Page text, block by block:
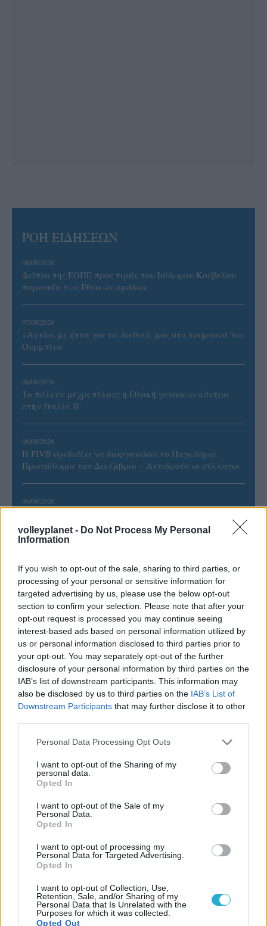
volleyplanet - Do Not Process My Personal
Information
If you wish to opt-out of the sale, sharing to third parties, or
processing of your personal or sensitive information for
targeted advertising by us, please use the below opt-out
section to confirm your selection. Please note that after your
opt-out request is processed you may continue seeing
interest-based ads based on personal information utilized by
us or personal information disclosed to third parties prior to
your opt-out. You may separately opt-out of the further
disclosure of your personal information by third parties on the
IAB’s list of downstream participants. This information may
also be disclosed by us to third parties on the IAB’s List of
Downstream Participants that may further disclose it to other
Please note that this website/app uses one or more Google
not limited to your visit or usage behaviour. You may click to
grant or deny consent to Google and its third-party tags to
use your data for below specified purposes in below Google
consent section.
Personal Data Processing Opt Outs
I want to opt-out of the Sharing of my
personal data.
Opted In
I want to opt-out of the Sale of my
Personal Data.
Opted In
I want to opt-out of processing my
Personal Data for Targeted Advertising.
Opted In
I want to opt-out of Collection, Use,
Retention, Sale, and/or Sharing of my
Personal Data that Is Unrelated with the
Purposes for which it was collected.
Opted Out
ΡΟΗ ΕΙΔΗΣΕΩΝ
08/08/2026
Δείπνο της ΕΟΠΕ προς τιμήν του Ισίδωρου Κούβελου
παρουσία των Εθνικών ομάδων
07/08/2026
«Αντίο» με ήττα για τις διεθνείς μας στο τουρνουά του
Ουρμπίνο
06/08/2026
Το πάλεψε μέχρι τέλους η Εθνική γυναικών κόντρα
στην Ιταλία Β’
06/08/2026
Η FIVB σχεδιάζει να διοργανώσει το Παγκόσμιο
Πρωτάθλημα τον Δεκέμβριο – Αντιδρούν οι σύλλογοι
06/08/2026
με τον «Ιπτάμενο Ολλανδό» Βίλτενμπουργκ
Ισόπαλο το πρωτο φιλικό τεστ της Εθνικής στο
Ουρμπίνο
ΓΝΩΜΕΣ
ΠΕΝΥ ΡΟΝΤΟΓΙΑΝΝΗ
στο σήμερα: Tο τρίτο
Παναθηναϊκού με την
Αναγνώριση και σεβασμός
οι σημαντικότερες νίκες του